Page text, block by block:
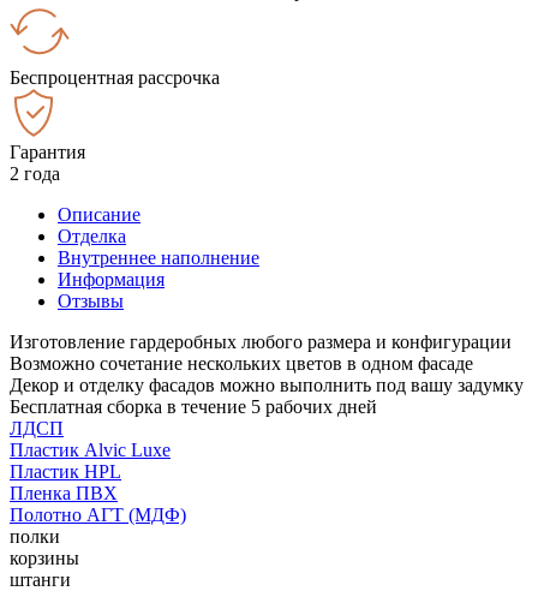
Беспроцентная рассрочка
Гарантия
2 года
Описание
Отделка
Внутреннее наполнение
Информация
Отзывы
Изготовление гардеробных любого размера и конфигурации
Возможно сочетание нескольких цветов в одном фасаде
Декор и отделку фасадов можно выполнить под вашу задумку
Бесплатная сборка в течение 5 рабочих дней
ЛДСП
Пластик Alvic Luxe
Пластик HPL
Пленка ПВХ
Полотно АГТ (МДФ)
полки
корзины
штанги